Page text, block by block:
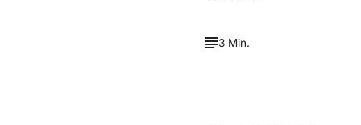
3 Min.